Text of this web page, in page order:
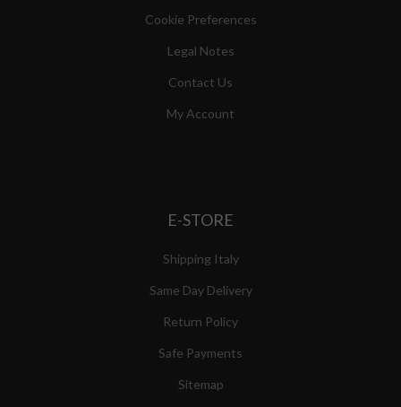
Cookie Preferences
Legal Notes
Contact Us
My Account
E-STORE
Shipping Italy
Same Day Delivery
Return Policy
Safe Payments
Sitemap